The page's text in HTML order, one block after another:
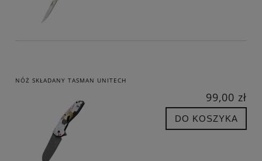
NÓŻ SKŁADANY TASMAN UNITECH
99,00 zł
DO KOSZYKA